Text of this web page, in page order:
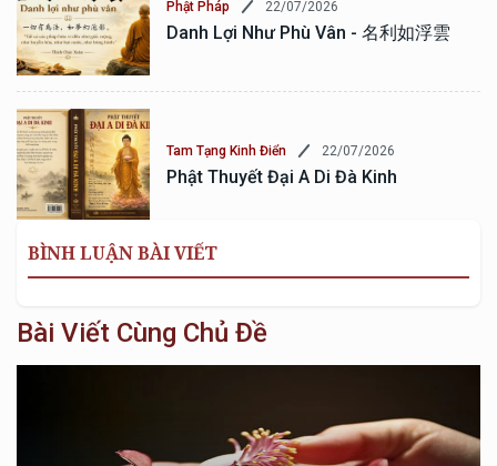
Phật Pháp 22/07/2026
Danh Lợi Như Phù Vân - 名利如浮雲
Tam Tạng Kinh Điển 22/07/2026
Phật Thuyết Đại A Di Đà Kinh
BÌNH LUẬN BÀI VIẾT
Bài Viết Cùng Chủ Đề